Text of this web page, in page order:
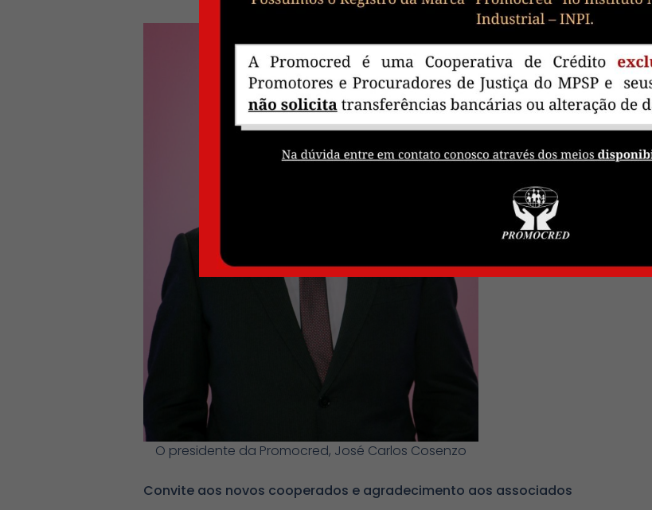
O presidente da Promocred, José Carlos Cosenzo
Convite aos novos cooperados e agradecimento aos associados